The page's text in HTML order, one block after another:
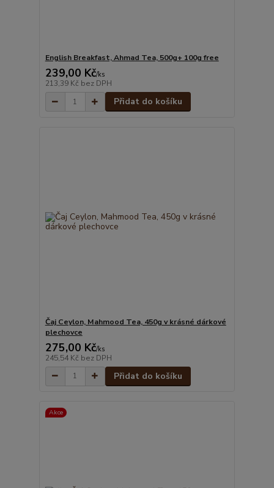
English Breakfast, Ahmad Tea, 500g+ 100g free
239,00 Kč/ks
213,39 Kč bez DPH
Přidat do košíku
Čaj Ceylon, Mahmood Tea, 450g v krásné dárkové
plechovce
275,00 Kč/ks
245,54 Kč bez DPH
Přidat do košíku
Akce